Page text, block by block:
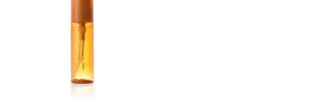
方との比較*6 ドクダミエキス、シ
クロヘキサンジカルボン酸ビスエト
キシジグリコール（保湿）＜使用量
目安＞パール1粒程度＜ご使用ステ
ップ＞洗顔料 ⇒ 化粧水 ⇒ ザ リン
クルセラム ⇒ 保湿液＜1商品あたり
ーラ・オルビスグループ独自の美白
(*1)有効成分「m-ピクセノール（デ
クスパンテノールW）」を配合。シ
ミの原因になると考えられる“メラ
ニンの塊”を居座らせない(*1)、粉砕
と排出サポート(*5)の2ステップで